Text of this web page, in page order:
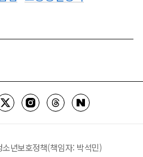
소년보호정책(책임자: 박석민)